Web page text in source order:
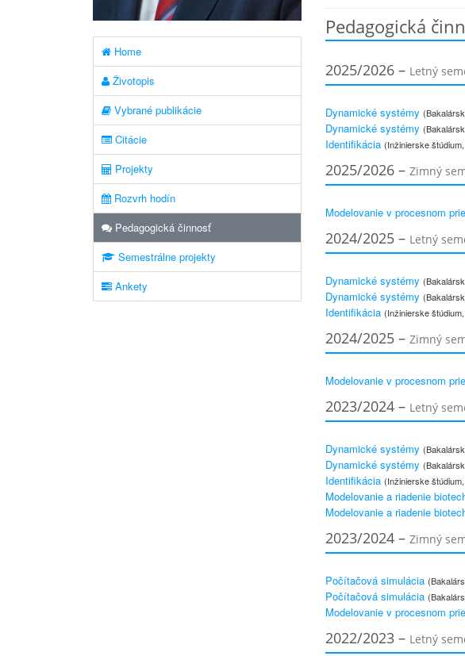
Home
Životopis
Vybrané publikácie
Citácie
Projekty
Rozvrh hodín
Pedagogická činnosť
Semestrálne projekty
Ankety
Pedagogická
2025/2026 – Letný
Dynamické systémy
Dynamické systémy
Identifikácia (Inžinierske
2025/2026 – Zimný
Modelovanie v procesnom
2024/2025 – Letný
Dynamické systémy
Dynamické systémy
Identifikácia (Inžinierske
2024/2025 – Zimný
Modelovanie v procesnom
2023/2024 – Letný
Dynamické systémy
Dynamické systémy
Identifikácia (Inžinierske
Modelovanie a riadenie
Modelovanie a riadenie
2023/2024 – Zimný
Počítačová simulácia
Počítačová simulácia
Modelovanie v procesnom
2022/2023 – Letný